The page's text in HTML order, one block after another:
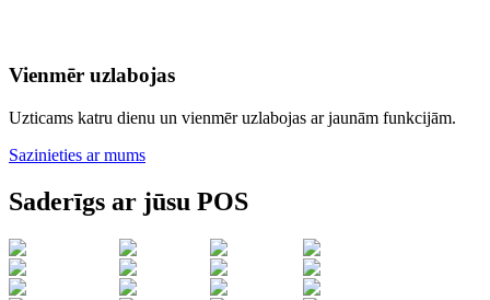
Vienmēr uzlabojas
Uzticams katru dienu un vienmēr uzlabojas ar jaunām funkcijām.
Sazinieties ar mums
Saderīgs ar jūsu POS